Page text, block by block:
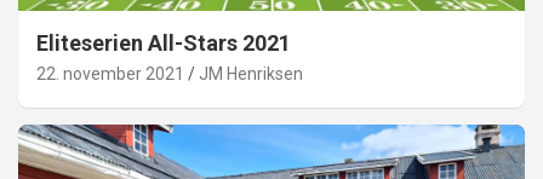
Eliteserien All-Stars 2021
22. november 2021 JM Henriksen